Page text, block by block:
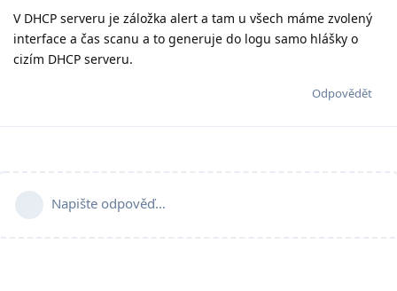
V DHCP serveru je záložka alert a tam u všech máme zvolený
interface a čas scanu a to generuje do logu samo hlášky o
cizím DHCP serveru.
Odpovědět
Napište odpověď…